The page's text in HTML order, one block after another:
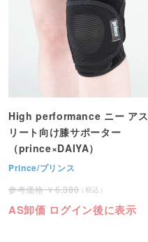
High performance ニー アス
リート向け膝サポーター
（prince×DAIYA）
Prince/プリンス
6,380
AS卸価 ログイン後に表示